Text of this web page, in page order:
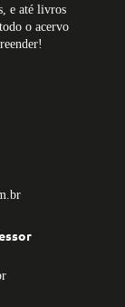
e até livros
o acervo